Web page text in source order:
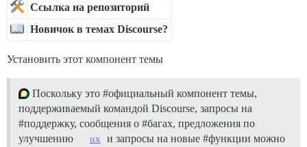
Ссылка на репозиторий
Новичок в темах Discourse?
Установить этот компонент темы
Поскольку это #официальный компонент темы,
поддерживаемый командой Discourse, запросы на
#поддержку, сообщения о #багах, предложения по
улучшению
ux и запросы на новые #функции можно